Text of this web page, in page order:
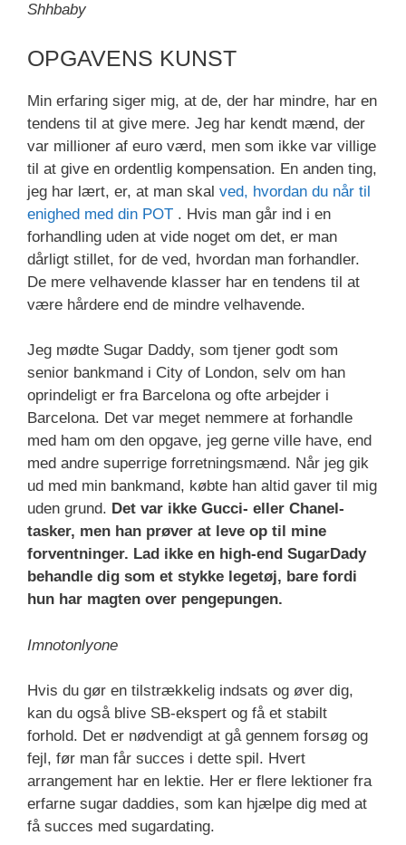
Shhbaby
OPGAVENS KUNST
Min erfaring siger mig, at de, der har mindre, har en
tendens til at give mere. Jeg har kendt mænd, der
var millioner af euro værd, men som ikke var villige
til at give en ordentlig kompensation. En anden ting,
jeg har lært, er, at man skal ved, hvordan du når til
enighed med din POT . Hvis man går ind i en
forhandling uden at vide noget om det, er man
dårligt stillet, for de ved, hvordan man forhandler.
De mere velhavende klasser har en tendens til at
være hårdere end de mindre velhavende.
Jeg mødte Sugar Daddy, som tjener godt som
senior bankmand i City of London, selv om han
oprindeligt er fra Barcelona og ofte arbejder i
Barcelona. Det var meget nemmere at forhandle
med ham om den opgave, jeg gerne ville have, end
med andre superrige forretningsmænd. Når jeg gik
ud med min bankmand, købte han altid gaver til mig
uden grund. Det var ikke Gucci- eller Chanel-
tasker, men han prøver at leve op til mine
forventninger. Lad ikke en high-end SugarDady
behandle dig som et stykke legetøj, bare fordi
hun har magten over pengepungen.
Imnotonlyone
Hvis du gør en tilstrækkelig indsats og øver dig,
kan du også blive SB-ekspert og få et stabilt
forhold. Det er nødvendigt at gå gennem forsøg og
fejl, før man får succes i dette spil. Hvert
arrangement har en lektie. Her er flere lektioner fra
erfarne sugar daddies, som kan hjælpe dig med at
få succes med sugardating.